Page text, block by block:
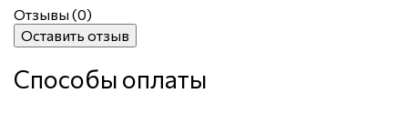
Отзывы (0)
Оставить отзыв
Способы оплаты